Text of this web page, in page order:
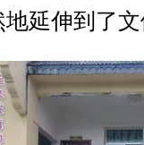
地延伸到了